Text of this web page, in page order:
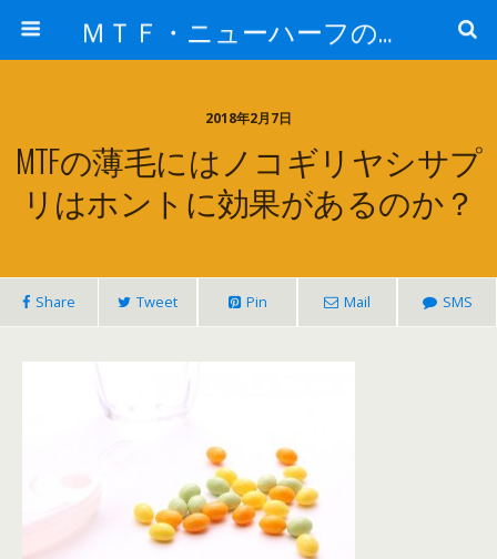
ＭＴＦ・ニューハーフの女子力アップと変身後の処世術！！
2018年2月7日
MTFの薄毛にはノコギリヤシサプ
リはホントに効果があるのか？
Share Tweet Pin Mail SMS